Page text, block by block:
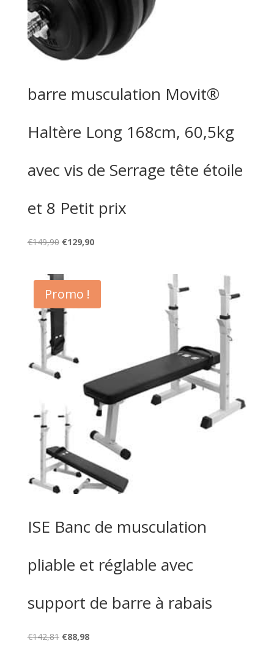
barre musculation Movit®
Haltère Long 168cm, 60,5kg
avec vis de Serrage tête étoile
et 8 Petit prix
€149,90 Le
était :
€149,90.
€129,90Le
est :
Promo !
ISE Banc de musculation
pliable et réglable avec
support de barre à rabais
€142,81 Le
€88,98Le